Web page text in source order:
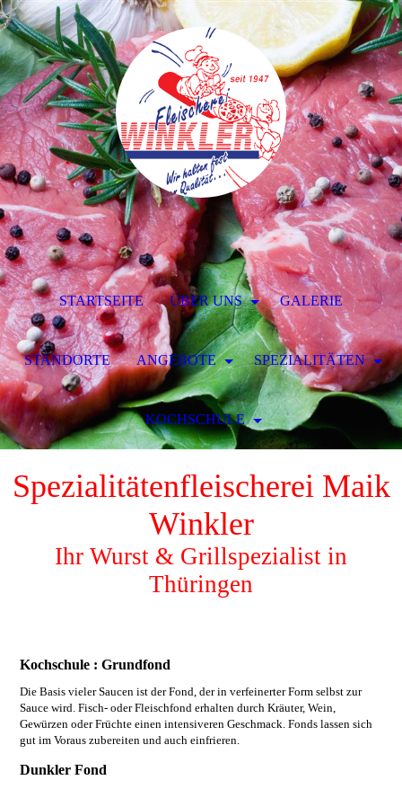
Spezialitätenfleischerei Maik
Winkler
Ihr Wurst & Grillspezialist in
Thüringen
Kochschule : Grundfond
Die Basis vieler Saucen ist der Fond, der in verfeinerter Form selbst zur
Sauce wird. Fisch- oder Fleischfond erhalten durch Kräuter, Wein,
Gewürzen oder Früchte einen intensiveren Geschmack. Fonds lassen sich
gut im Voraus zubereiten und auch einfrieren.
Dunkler Fond
STARTSEITE ÜBER UNS GALERIE
STANDORTE ANGEBOTE SPEZIALITÄTEN
KOCHSCHULE